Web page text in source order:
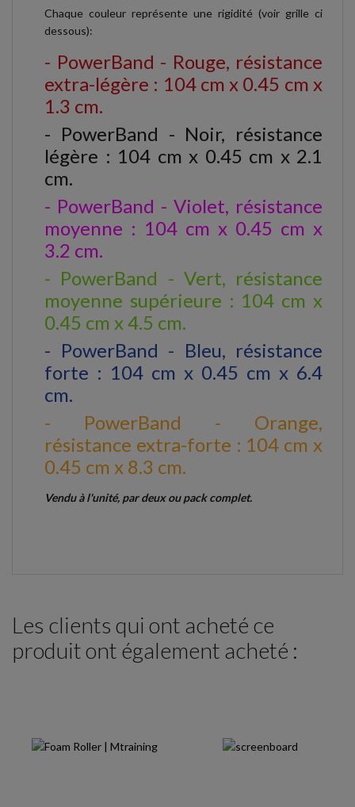
Chaque couleur représente une rigidité (voir grille ci
dessous):
- PowerBand - Rouge, résistance
extra-légère : 104 cm x 0.45 cm x
1.3 cm.
- PowerBand - Noir, résistance
légère : 104 cm x 0.45 cm x 2.1
cm.
- PowerBand - Violet, résistance
moyenne : 104 cm x 0.45 cm x
3.2 cm.
- PowerBand - Vert, résistance
moyenne supérieure : 104 cm x
0.45 cm x 4.5 cm.
- PowerBand - Bleu, résistance
forte : 104 cm x 0.45 cm x 6.4
cm.
- PowerBand - Orange,
résistance extra-forte : 104 cm x
0.45 cm x 8.3 cm.
Vendu à l'unité, par deux ou pack complet.
Les clients qui ont acheté ce
produit ont également acheté :